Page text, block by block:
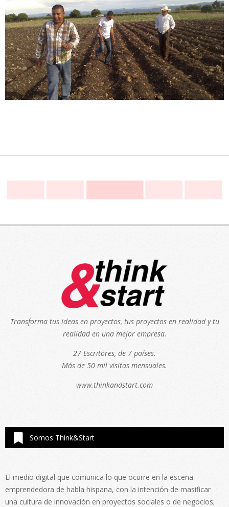
Transforma tus ideas en proyectos, tus proyectos en realidad y tu
realidad en una mejor empresa.
27 Escritores, de 7 países.
Más de 50 mil visitas mensuales.
www.thinkandstart.com
Somos Think&Start
El medio digital que comunica lo que ocurre en la escena
emprendedora de habla hispana, con la intención de masificar
una cultura de innovación en proyectos sociales o de negocios;